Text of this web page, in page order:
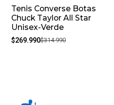
-14%
Tenis Converse Botas
Chuck Taylor All Star
Unisex-Verde
$269.990$314.990